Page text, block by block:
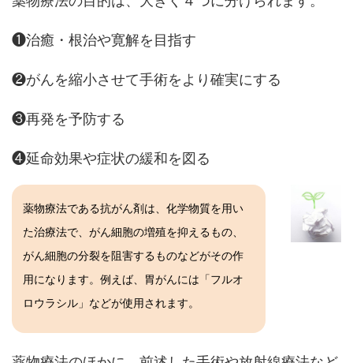
❶治癒・根治や寛解を目指す
❷がんを縮小させて手術をより確実にする
❸再発を予防する
❹延命効果や症状の緩和を図る
薬物療法である抗がん剤は、化学物質を用い
た治療法で、がん細胞の増殖を抑えるもの、
がん細胞の分裂を阻害するものなどがその作
用になります。例えば、胃がんには「フルオ
ロウラシル」などが使用されます。